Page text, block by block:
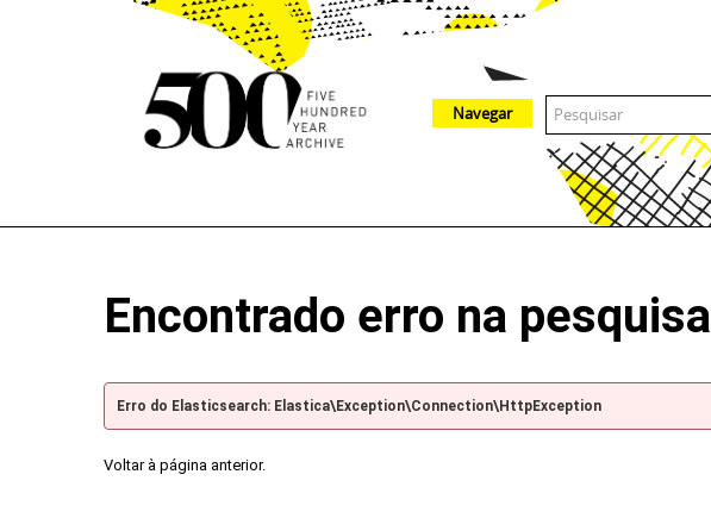
Navegar
Encontrado erro na pesquisa
Erro do Elasticsearch: Elastica\Exception\Connection\HttpException
Voltar à página anterior.